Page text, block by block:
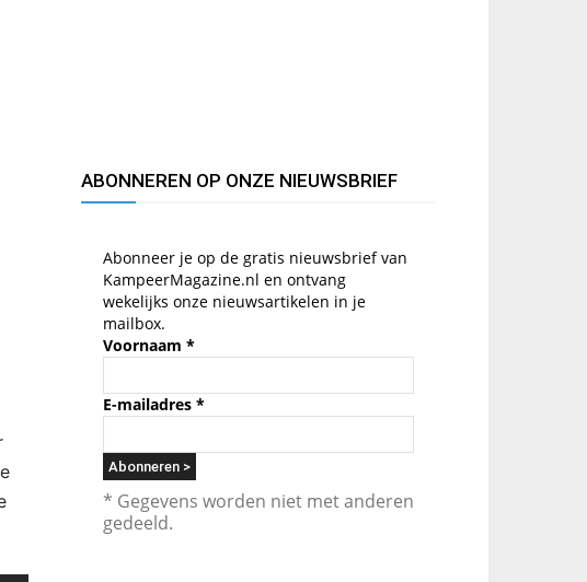
ABONNEREN OP ONZE NIEUWSBRIEF
Abonneer je op de gratis nieuwsbrief van
KampeerMagazine.nl en ontvang
wekelijks onze nieuwsartikelen in je
mailbox.
Voornaam *
E-mailadres *
* Gegevens worden niet met anderen
gedeeld.